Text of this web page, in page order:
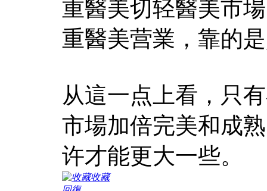
重醫美切轻醫美市
重醫美营業，靠的
从這一点上看，只
市場加倍完美和成
许才能更大一些。
收藏